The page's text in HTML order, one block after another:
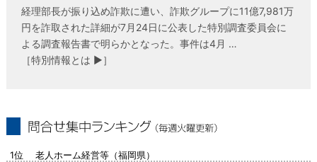
経理部長が振り込め詐欺に遭い、詐欺グループに11億7,981万
円を詐取された詳細が7月24日に公表した特別調査委員会に
よる調査報告書で明らかとなった。事件は4月 …
［特別情報とは ▶］
1位 老人ホーム経営等（福岡県）